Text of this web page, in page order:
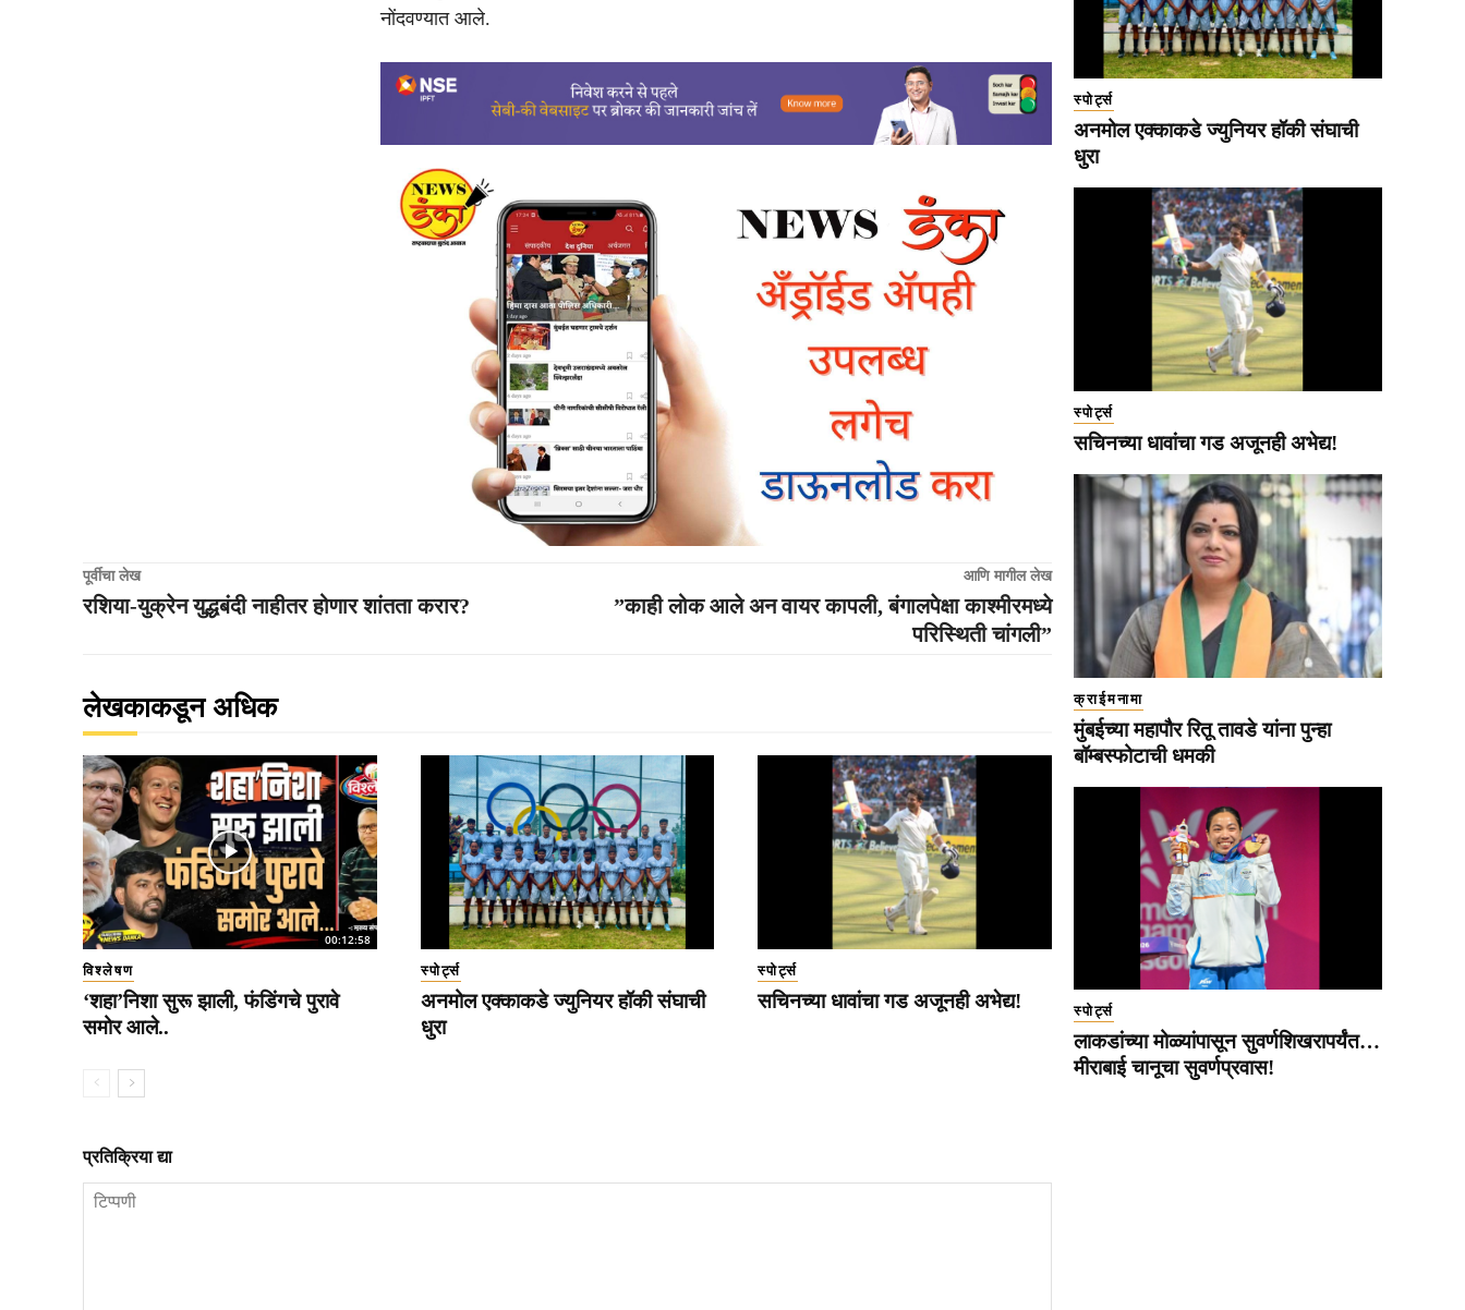
नोंदवण्यात आले.
पूर्वीचा लेख
रशिया-युक्रेन युद्धबंदी नाहीतर होणार शांतता करार?
आणि मागील लेख
”काही लोक आले अन वायर कापली, बंगालपेक्षा काश्मीरमध्ये
परिस्थिती चांगली”
लेखकाकडून अधिक
00:12:58
विश्लेषण
‘शहा’निशा सुरू झाली, फंडिंगचे पुरावे
समोर आले..
स्पोर्ट्स
अनमोल एक्काकडे ज्युनियर हॉकी संघाची
धुरा
स्पोर्ट्स
सचिनच्या धावांचा गड अजूनही अभेद्य!
प्रतिक्रिया द्या
स्पोर्ट्स
अनमोल एक्काकडे ज्युनियर हॉकी संघाची
धुरा
स्पोर्ट्स
सचिनच्या धावांचा गड अजूनही अभेद्य!
क्राईमनामा
मुंबईच्या महापौर रितू तावडे यांना पुन्हा
बॉम्बस्फोटाची धमकी
स्पोर्ट्स
लाकडांच्या मोळ्यांपासून सुवर्णशिखरापर्यंत…
मीराबाई चानूचा सुवर्णप्रवास!